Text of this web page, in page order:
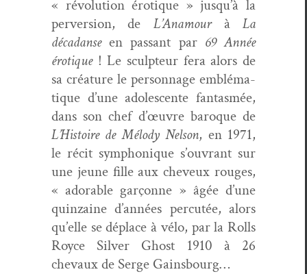
« révo­lu­tion éro­tique » jusqu’à la
per­ver­sion, de L’Anamour àLa
décadanseen pas­sant par 69 Année
éro­tique! Le sculp­teur fera alors de
sa créa­ture le per­son­nage emblé­ma­
tique d’une ado­les­cente fan­tas­mée,
dans son chef d’œuvre baroque de
L’Histoire de Mélody Nel­son, en 1971,
le réc­it sym­phonique s’ouvrant sur
une jeune fille aux cheveux rouges,
« adorable garçonne » âgée d’une
quin­zaine d’an­nées per­cutée, alors
qu’elle se déplace à vélo, par la Rolls
Royce Sil­ver Ghost 1910 à 26
chevaux de Serge Gainsbourg…